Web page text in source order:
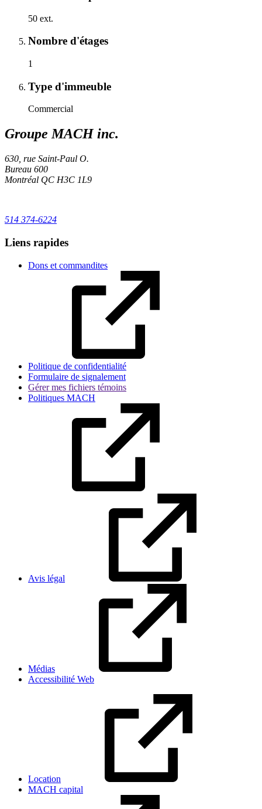
50 ext.
Nombre d'étages
1
Type d'immeuble
Commercial
Groupe MACH inc.
630, rue Saint-Paul O.
Bureau 600
Montréal QC H3C 1L9
514 374-6224
Liens rapides
Dons et commandites
Politique de confidentialité
Formulaire de signalement
Gérer mes fichiers témoins
Politiques MACH
Avis légal
Médias
Accessibilité Web
Location
MACH capital